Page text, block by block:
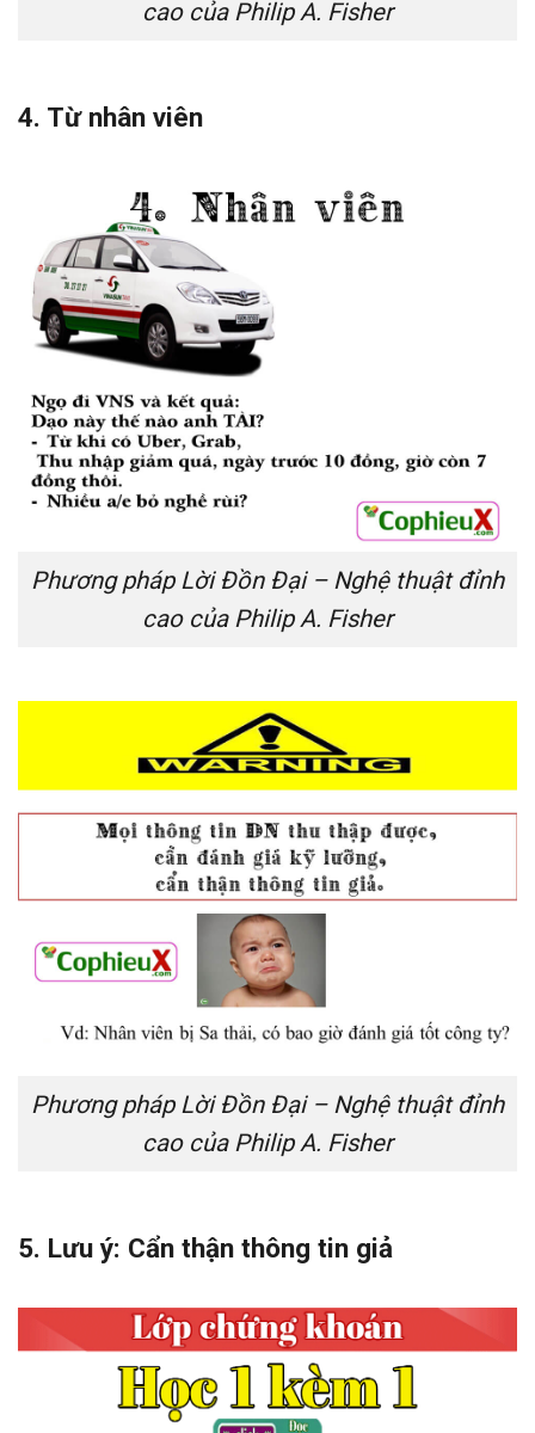
cao của Philip A. Fisher
4. Từ nhân viên
Phương pháp Lời Đồn Đại – Nghệ thuật đỉnh
cao của Philip A. Fisher
Phương pháp Lời Đồn Đại – Nghệ thuật đỉnh
cao của Philip A. Fisher
5. Lưu ý: Cẩn thận thông tin giả